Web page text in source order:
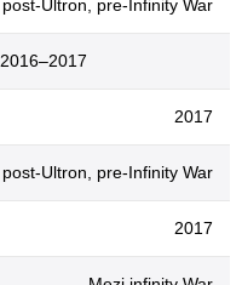
post-Ultron, pre-Infinity War
2016–2017
2017
post-Ultron, pre-Infinity War
2017